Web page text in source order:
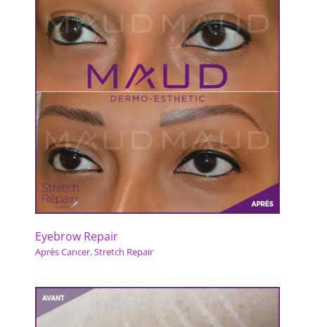
Eyebrow Repair
Après Cancer,Stretch Repair